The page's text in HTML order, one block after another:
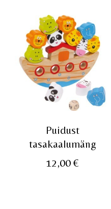
Puidust
tasakaalumäng
12,00€